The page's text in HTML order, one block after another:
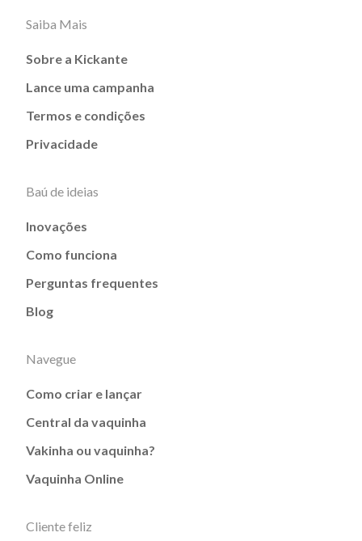
Saiba Mais
Sobre a Kickante
Lance uma campanha
Termos e condições
Privacidade
Baú de ideias
Inovações
Como funciona
Perguntas frequentes
Blog
Navegue
Como criar e lançar
Central da vaquinha
Vakinha ou vaquinha?
Vaquinha Online
Cliente feliz